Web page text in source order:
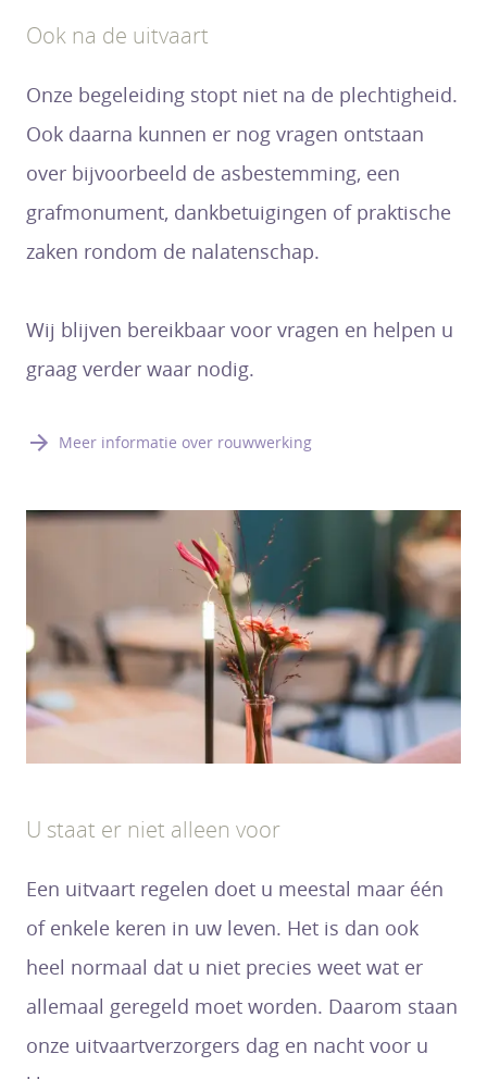
Ook na de uitvaart
Onze begeleiding stopt niet na de plechtigheid.
Ook daarna kunnen er nog vragen ontstaan
over bijvoorbeeld de asbestemming, een
grafmonument, dankbetuigingen of praktische
zaken rondom de nalatenschap.
Wij blijven bereikbaar voor vragen en helpen u
graag verder waar nodig.
Meer informatie over rouwwerking
U staat er niet alleen voor
Een uitvaart regelen doet u meestal maar één
of enkele keren in uw leven. Het is dan ook
heel normaal dat u niet precies weet wat er
allemaal geregeld moet worden. Daarom staan
onze uitvaartverzorgers dag en nacht voor u